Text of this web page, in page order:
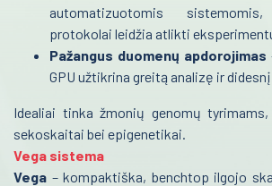
Infekcinės ligos
Endokrinologija
Kraujo centras
Reabilitacija
automatizuotomis
protokolai leidžia atlikti
Pažangus duomenų apdorojimas
GPU užtikrina greitą analizę ir
Idealiai tinka žmonių genomų
sekoskaitai bei epigenetikai.
Vega sistema
Vega – kompaktiška, benchtop ilgojo